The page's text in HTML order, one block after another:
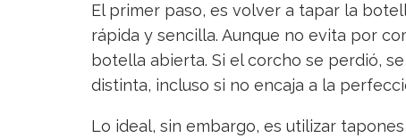
El primer paso, es volver a tapar la
rápida y sencilla. Aunque no evita por
botella abierta. Si el corcho se perdió,
distinta, incluso si no encaja a la
Lo ideal, sin embargo, es utilizar